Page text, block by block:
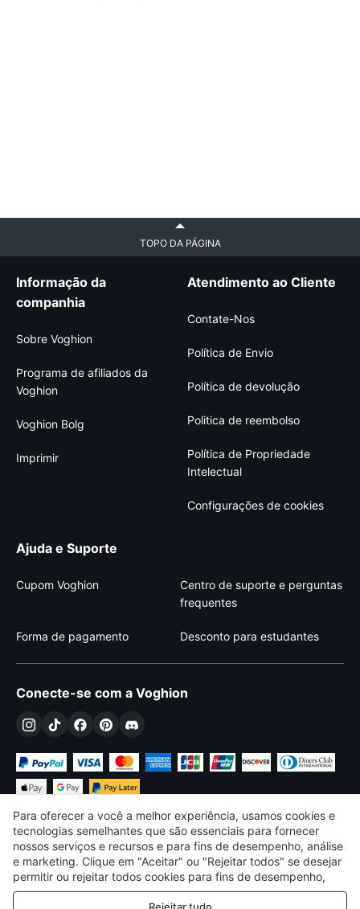
TOPO DA PÁGINA
Informação da
companhia
Sobre Voghion
Programa de afiliados da
Voghion
Voghion Bolg
Imprimir
Atendimento ao Cliente
Contate-Nos
Política de Envio
Política de devolução
Politica de reembolso
Política de Propriedade
Intelectual
Configurações de cookies
Ajuda e Suporte
Cupom Voghion
Centro de suporte e perguntas
frequentes
Forma de pagamento Desconto para estudantes
Conecte-se com a Voghion
€ EUR Portugal
©2026 Voghion
Para oferecer a você a melhor experiência, usamos cookies e
tecnologias semelhantes que são essenciais para fornecer
nossos serviços e recursos e para fins de desempenho, análise
e marketing. Clique em "Aceitar" ou "Rejeitar todos" se desejar
permitir ou rejeitar todos cookies para fins de desempenho,
análise e marketing. Para mais detalhes, consulte nossoPolítica